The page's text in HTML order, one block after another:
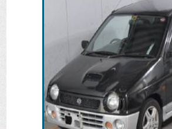
にお答えしま
す。